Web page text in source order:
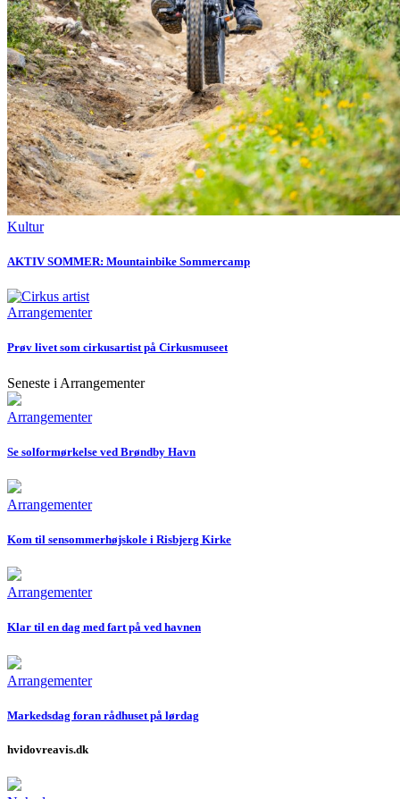
Kultur
AKTIV SOMMER: Mountainbike Sommercamp
Arrangementer
Prøv livet som cirkusartist på Cirkusmuseet
Seneste i Arrangementer
Arrangementer
Se solformørkelse ved Brøndby Havn
Arrangementer
Kom til sensommerhøjskole i Risbjerg Kirke
Arrangementer
Klar til en dag med fart på ved havnen
Arrangementer
Markedsdag foran rådhuset på lørdag
hvidovreavis.dk